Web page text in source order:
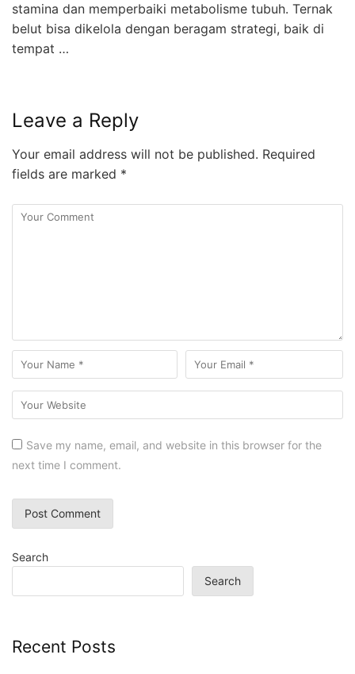
stamina dan memperbaiki metabolisme tubuh. Ternak
belut bisa dikelola dengan beragam strategi, baik di
tempat …
Leave a Reply
Your email address will not be published. Required
fields are marked *
Save my name, email, and website in this browser for the
next time I comment.
Search
Search
Recent Posts